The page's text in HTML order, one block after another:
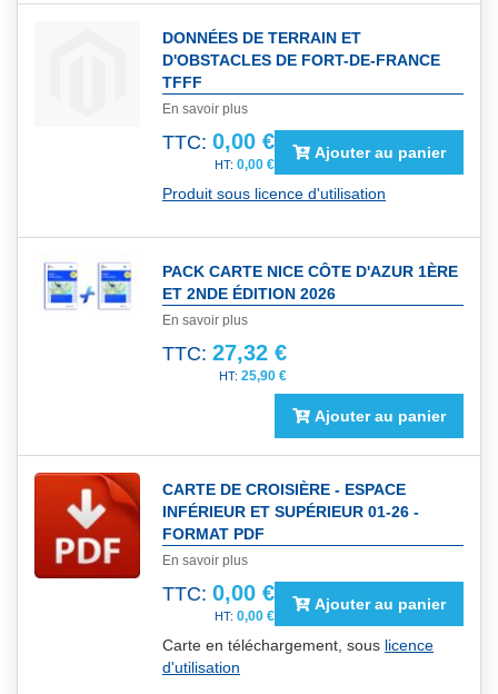
DONNÉES DE TERRAIN ET
D'OBSTACLES DE FORT-DE-FRANCE
TFFF
En savoir plus
TTC: 0,00 €
0,00 €
Ajouter au panier
Produit sous licence d'utilisation
PACK CARTE NICE CÔTE D'AZUR 1ÈRE
ET 2NDE ÉDITION 2026
En savoir plus
TTC: 27,32 €
25,90 €
Ajouter au panier
CARTE DE CROISIÈRE - ESPACE
INFÉRIEUR ET SUPÉRIEUR 01-26 -
FORMAT PDF
En savoir plus
TTC: 0,00 €
0,00 €
Ajouter au panier
Carte en téléchargement, sous licence
d'utilisation